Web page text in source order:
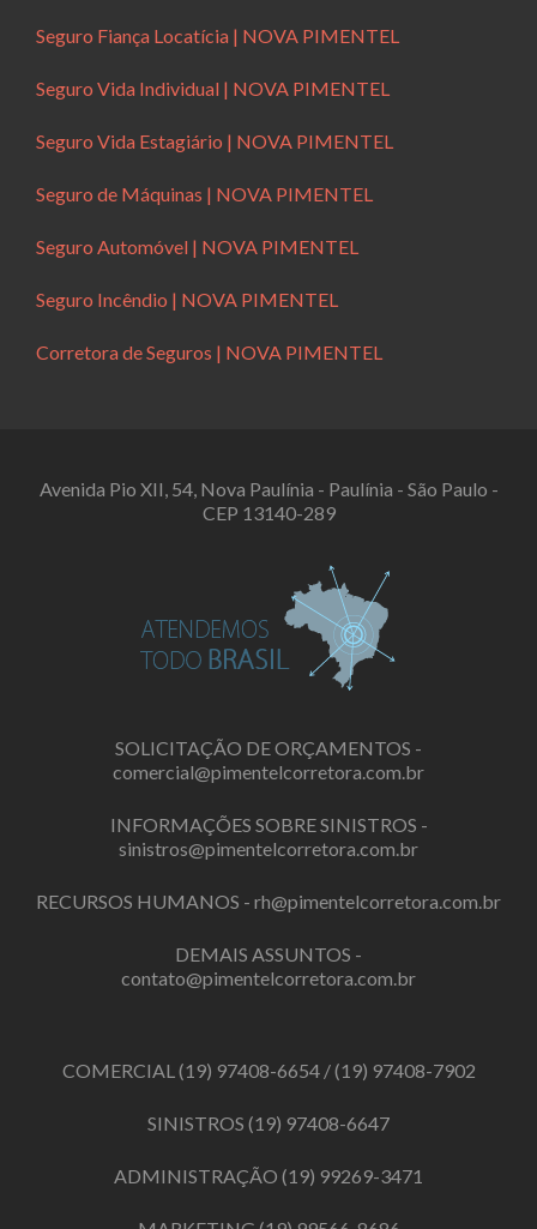
Seguro Fiança Locatícia | NOVA PIMENTEL
Seguro Vida Individual | NOVA PIMENTEL
Seguro Vida Estagiário | NOVA PIMENTEL
Seguro de Máquinas | NOVA PIMENTEL
Seguro Automóvel | NOVA PIMENTEL
Seguro Incêndio | NOVA PIMENTEL
Corretora de Seguros | NOVA PIMENTEL
Avenida Pio XII, 54, Nova Paulínia - Paulínia - São Paulo -
CEP 13140-289
SOLICITAÇÃO DE ORÇAMENTOS -
comercial@pimentelcorretora.com.br
INFORMAÇÕES SOBRE SINISTROS -
sinistros@pimentelcorretora.com.br
RECURSOS HUMANOS - rh@pimentelcorretora.com.br
DEMAIS ASSUNTOS -
contato@pimentelcorretora.com.br
COMERCIAL(19) 97408-6654/(19) 97408-7902
SINISTROS (19) 97408-6647
ADMINISTRAÇÃO (19) 99269-3471